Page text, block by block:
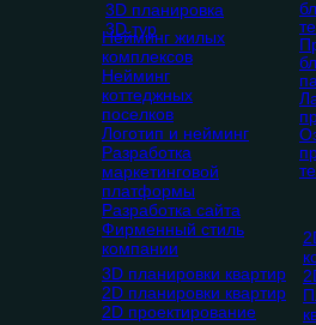
3D планировки квартир
2D планировки квартир
2D проектирование
3D планировка
3D тур
Нейминг жилых
комплексов
Нейминг
коттеджных
поселков
Логотип и нейминг
Разработка
маркетинговой
платформы
Разработка сайта
Фирменный стиль
компании